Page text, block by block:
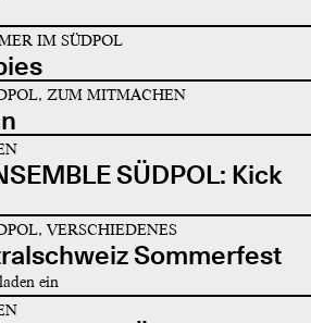
IM SÜDPOL
ZUM MITMACHEN
SÜDPOL: Kick
VERSCHIEDENES
Sommerfest
ein